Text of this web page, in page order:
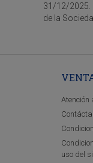
31/12/2025.
de la
Atención
uso del